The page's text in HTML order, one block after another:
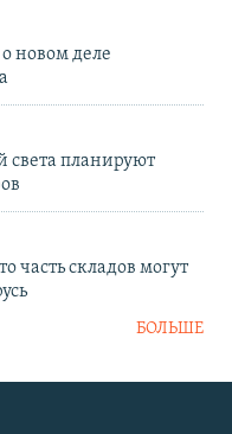
новом деле
света планируют
складов могут
БОЛЬШЕ